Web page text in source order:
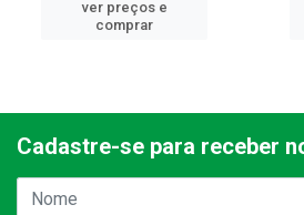
ver preços e
comprar
Cadastre-se para receber